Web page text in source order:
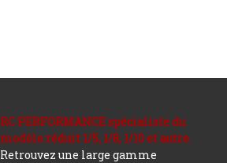
RC PERFORMANCE spécialiste du
modèle réduit 1/5, 1/8, 1/10 et autre.
Retrouvez une large gamme